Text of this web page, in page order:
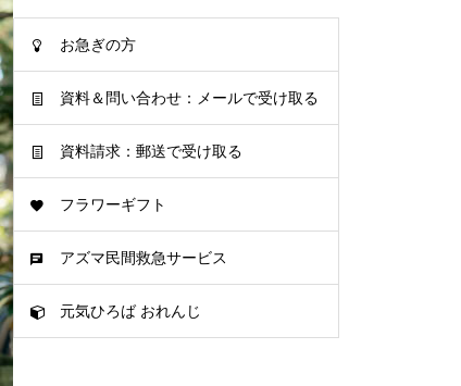
お急ぎの方
資料＆問い合わせ：メールで受け取る
資料請求：郵送で受け取る
フラワーギフト
アズマ民間救急サービス
元気ひろば おれんじ